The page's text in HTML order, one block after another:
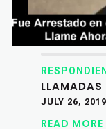
JULY 26, 2019
READ MORE